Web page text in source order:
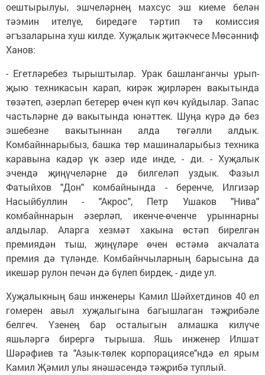
оештырылуы, эшчеләрнең махсус эш киеме белән
тәэмин ителүе, биредәге тәртип тә комиссия
әгъзаларына хуш килде. Хуҗалык җитәкчесе Мөсәнниф
Ханов:
- Егетләребез тырыштылар. Урак башланганчы урып-
җыю техникасын карап, кирәк җирләрен вакытында
төзәтеп, әзерләп бетерер өчен күп көч куйдылар. Запас
частьләрне дә вакытында юнәттек. Шуңа күрә дә без
эшебезне вакытыннан алда төгәлли алдык.
Комбайннарыбыз, башка төр машиналарыбыз техника
каравына кадәр үк әзер иде инде, - ди. - Хуҗалык
эчендә җиңүчеләрне дә билгеләп уздык. Фазыл
Фатыйхов "Дон" комбайнында - беренче, Илгизәр
Насыйбуллин - "Акрос", Петр Ушаков "Нива"
комбайннарын әзерләп, икенче-өченче урыннарны
алдылар. Аларга хезмәт хакына өстәп бирелгән
премиядән тыш, җиңүләре өчен өстәмә акчалата
премия дә түләнде. Комбайнчыларның барысына да
икешәр рулон печән дә бүлеп бирдек, - диде ул.
Хуҗалыкның баш инженеры Камил Шәйхетдинов 40 ел
гомерен авыл хуҗалыгына багышлаган тәҗрибәле
белгеч. Үзенең бар осталыгын алмашка килүче
яшьләргә бирергә тырыша. Яшь инженер Илшат
Шәрәфиев та "Азык-төлек корпорациясе"ндә ел ярым
Камил Җәмил улы янәшәсендә тәҗрибә туплый.